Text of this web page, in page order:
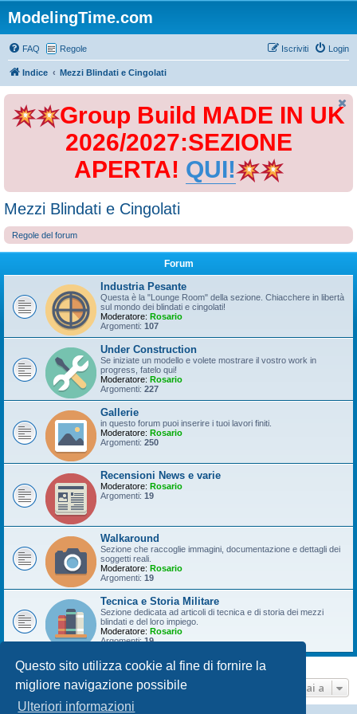
Questo sito utilizza cookie al fine di fornire la
migliore navigazione possibile
Ulteriori informazioni
ModelingTime.com
FAQ Regole Login
Iscriviti
Indice Mezzi Blindati e Cingolati
Group Build MADE IN UK
2026/2027:SEZIONE
APERTA! QUI!
Mezzi Blindati e Cingolati
Regole del forum
Forum
Industria Pesante
Questa è la "Lounge Room" della sezione. Chiacchere in libertà
sul mondo dei blindati e cingolati!
Moderatore: Rosario
Argomenti: 107
Under Construction
Se iniziate un modello e volete mostrare il vostro work in
progress, fatelo qui!
Moderatore: Rosario
Argomenti: 227
Gallerie
in questo forum puoi inserire i tuoi lavori finiti.
Moderatore: Rosario
Argomenti: 250
Recensioni News e varie
Moderatore: Rosario
Argomenti: 19
Walkaround
Sezione che raccoglie immagini, documentazione e dettagli dei
soggetti reali.
Moderatore: Rosario
Argomenti: 19
Tecnica e Storia Militare
Sezione dedicata ad articoli di tecnica e di storia dei mezzi
blindati e del loro impiego.
Moderatore: Rosario
Argomenti:19
Vai a